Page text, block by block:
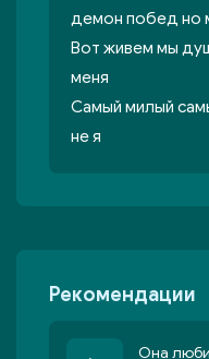
демон побед но
Вот живем мы
меня
Самый милый
не я
Рекомендации
Она